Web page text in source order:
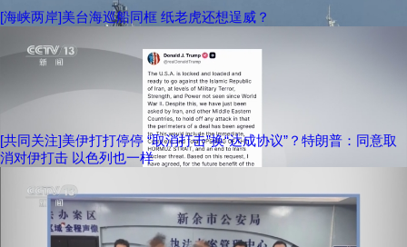
[海峡两岸]美台海巡船同框 纸老虎还想逞威？
[共同关注]美伊打打停停 “取消打击”换“达成协议”？特朗普：同意取
消对伊打击 以色列也一样